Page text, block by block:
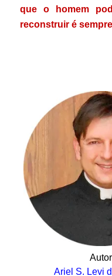
que o homem
reconstruir é
Autor
Ariel S. Levi